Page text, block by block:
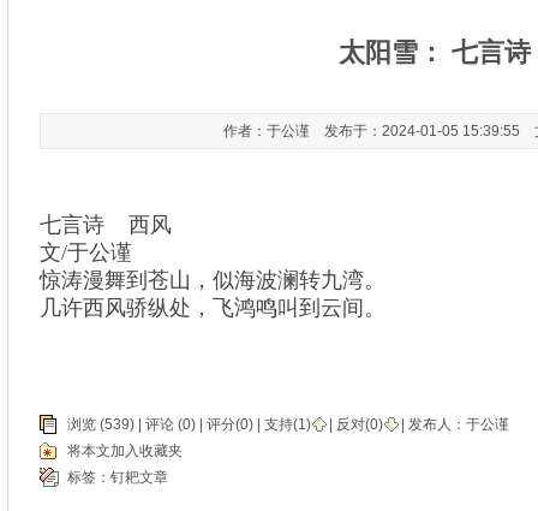
太阳雪： 七言诗
作者：于公谨 发布于：2024-01-05 15:39:55
七言诗 西风
文/于公谨
惊涛漫舞到苍山，似海波澜转九湾。
几许西风骄纵处，飞鸿鸣叫到云间。
浏览 (539) | 评论 (0) | 评分(0) | 支持(1) 反对(0) | 发布人： 于公谨
将本文加入收藏夹
标签： 钉耙文章